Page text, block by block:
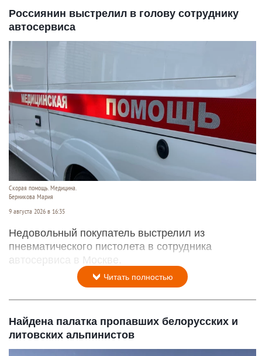
Россиянин выстрелил в голову сотруднику
автосервиса
Скорая помощь. Медицина.
Берникова Мария
9 августа 2026 в 16:35
Недовольный покупатель выстрелил из
пневматического пистолета в сотрудника
автосервиса в Москве.
Читать полностью
Найдена палатка пропавших белорусских и
литовских альпинистов